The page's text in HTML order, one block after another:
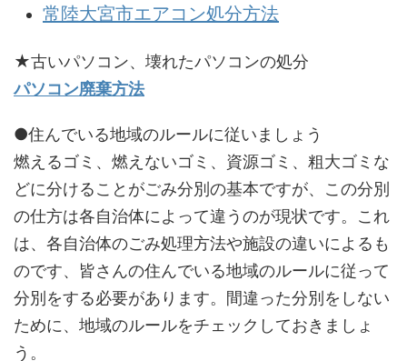
常陸大宮市エアコン処分方法
★古いパソコン、壊れたパソコンの処分
パソコン廃棄方法
●住んでいる地域のルールに従いましょう
燃えるゴミ、燃えないゴミ、資源ゴミ、粗大ゴミな
どに分けることがごみ分別の基本ですが、この分別
の仕方は各自治体によって違うのが現状です。これ
は、各自治体のごみ処理方法や施設の違いによるも
のです、皆さんの住んでいる地域のルールに従って
分別をする必要があります。間違った分別をしない
ために、地域のルールをチェックしておきましょ
う。